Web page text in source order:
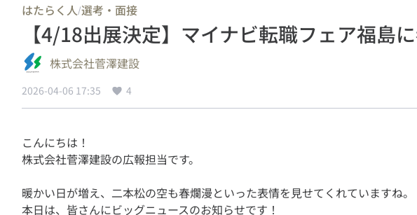
はたらく人/選考・面接
【4/18出展決定】マイナビ転職フェア福島
株式会社菅澤建設
2026-04-06 17:35 4
こんにちは！
暖かい日が増え、二本松の空も春爛漫といった表情を見せてくれていますね。